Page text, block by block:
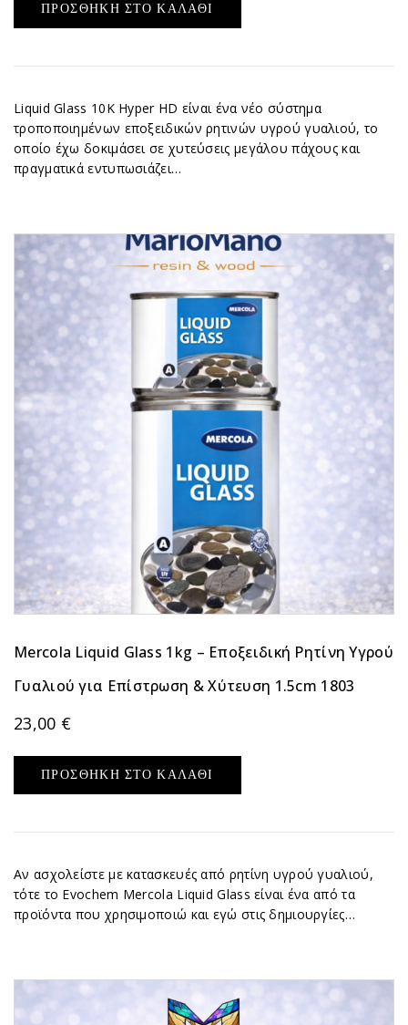
ΠΡΟΣΘΉΚΗ ΣΤΟ ΚΑΛΆΘΙ
Liquid Glass 10K Hyper HD είναι ένα νέο σύστημα
τροποποιημένων εποξειδικών ρητινών υγρού γυαλιού, το
οποίο έχω δοκιμάσει σε χυτεύσεις μεγάλου πάχους και
πραγματικά εντυπωσιάζει…
Mercola Liquid Glass 1kg – Εποξειδική Ρητίνη Υγρού
Γυαλιού για Επίστρωση & Χύτευση 1.5cm 1803
23,00 €
ΠΡΟΣΘΉΚΗ ΣΤΟ ΚΑΛΆΘΙ
Αν ασχολείστε με κατασκευές από ρητίνη υγρού γυαλιού,
τότε το Evochem Mercola Liquid Glass είναι ένα από τα
προϊόντα που χρησιμοποιώ και εγώ στις δημιουργίες…